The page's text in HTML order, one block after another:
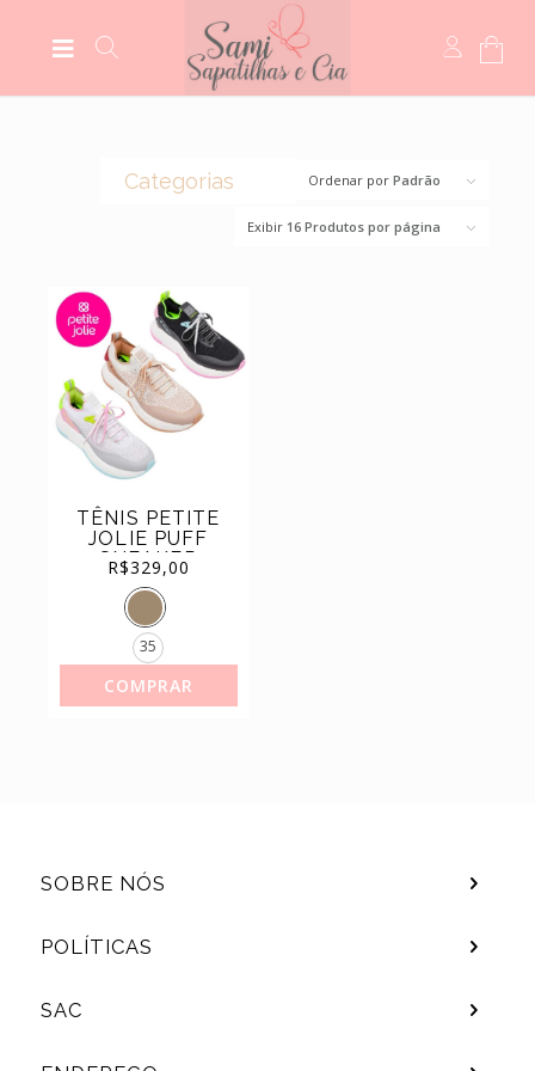
Ordenar porPadrão
Exibir 16 Produtos por página
TÊNIS PETITE
JOLIE PUFF
SNEAKER
PJ7130 II
R$329,00
35
COMPRAR
Categorias
BOTAS(14)
MEIAS(5)
MOCASSIM
SANDÁLIAS
SAPATILHAS
TÊNIS
SOBRE NÓS
POLÍTICAS
SAC